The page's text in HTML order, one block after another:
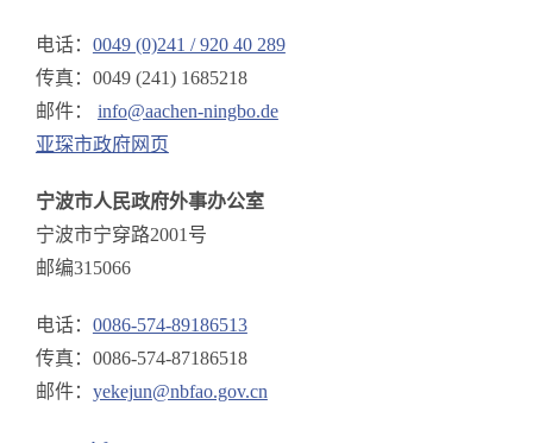
电话： 0049 (0)241 / 920 40 289
传真：0049 (241) 1685218
邮件： info@aachen-ningbo.de
亚琛市政府网页
宁波市人民政府外事办公室
宁波市宁穿路2001号
邮编315066
电话： 0086-574-89186513
传真：0086-574-87186518
邮件： yekejun@nbfao.gov.cn